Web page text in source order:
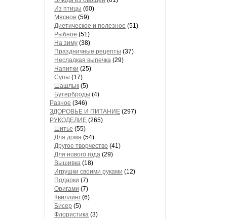
Из птицы (60)
Мясное (59)
Диетическое и полезное (51)
Рыбное (51)
На зиму (38)
Праздничные рецепты (37)
Несладкая выпечка (29)
Напитки (25)
Супы (17)
Шашлык (5)
Бутерброды (4)
Разное (346)
ЗДОРОВЬЕ И ПИТАНИЕ (297)
РУКОДЕЛИЕ (265)
Шитье (55)
Для дома (54)
Другое творчество (41)
Для нового года (29)
Вышивка (18)
Игрушки своими руками (12)
Подарки (7)
Оригами (7)
Квиллинг (6)
Бисер (5)
Флористика (3)